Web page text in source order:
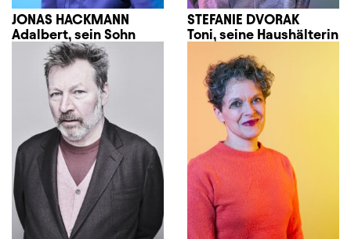
JONAS HACKMANN
Adalbert, sein Sohn
STEFANIE DVORAK
Toni, seine Haushälterin